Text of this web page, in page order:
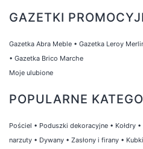
GAZETKI
Gazetka Abra Meble • Gazetka Leroy
• Gazetka Brico Marche
Moje ulubione
POPULARNE
Pościel • Poduszki dekoracyjne • Kołdry •
narzuty • Dywany • Zasłony i firany •